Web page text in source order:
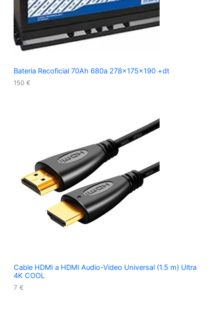
Bateria Recoficial 70Ah 680a 278x175x190 +dt
150 €
Cable HDMI a HDMI Audio-Video Universal (1.5 m) Ultra
4K COOL
7 €